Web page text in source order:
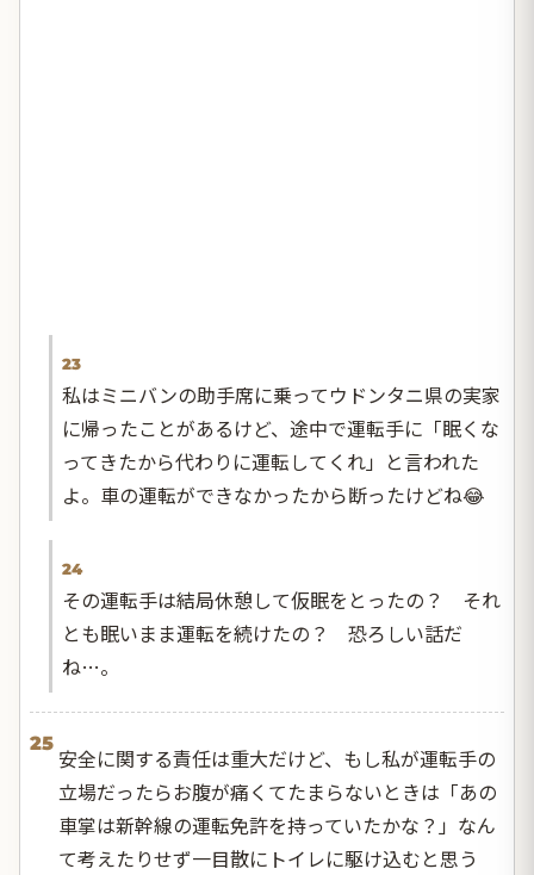
23
私はミニバンの助手席に乗ってウドンタニ県の実家
に帰ったことがあるけど、途中で運転手に「眠くな
ってきたから代わりに運転してくれ」と言われた
よ。車の運転ができなかったから断ったけどね😂
24
その運転手は結局休憩して仮眠をとったの？ それ
とも眠いまま運転を続けたの？ 恐ろしい話だ
ね…。
25
安全に関する責任は重大だけど、もし私が運転手の
立場だったらお腹が痛くてたまらないときは「あの
車掌は新幹線の運転免許を持っていたかな？」なん
て考えたりせず一目散にトイレに駆け込むと思う